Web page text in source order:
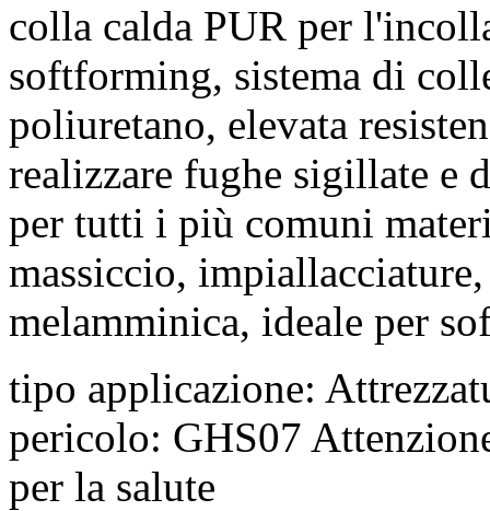
colla calda PUR per
softforming, sistema di
poliuretano, elevata
realizzare fughe sigillate e
per tutti i più comuni
massiccio,
melamminica, ideale per
tipo applicazione:
pericolo: GHS07
per la salute